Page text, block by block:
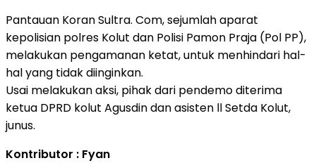
Pantauan Koran Sultra. Com, sejumlah aparat
kepolisian polres Kolut dan Polisi Pamon Praja (Pol PP),
melakukan pengamanan ketat, untuk menhindari hal-
hal yang tidak diinginkan.
Usai melakukan aksi, pihak dari pendemo diterima
ketua DPRD kolut Agusdin dan asisten ll Setda Kolut,
junus.
Kontributor : Fyan